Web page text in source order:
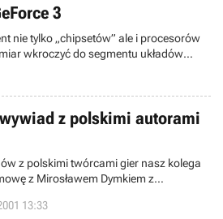
3
nie tylko „chipsetów” ale i procesorów
wkroczyć do segmentu układów
z polskimi autorami
z polskimi twórcami gier nasz kolega
z Mirosławem Dymkiem z
której tematem była oczywiście
czyli Polanie II.
13:33